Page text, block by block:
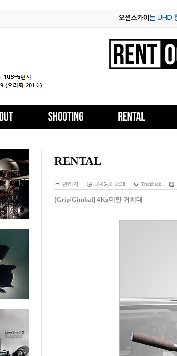
RENTAL
관리자 16-05-10 18:38 Trackback
[Grip/Gimbal] 4Kg미만 거치대